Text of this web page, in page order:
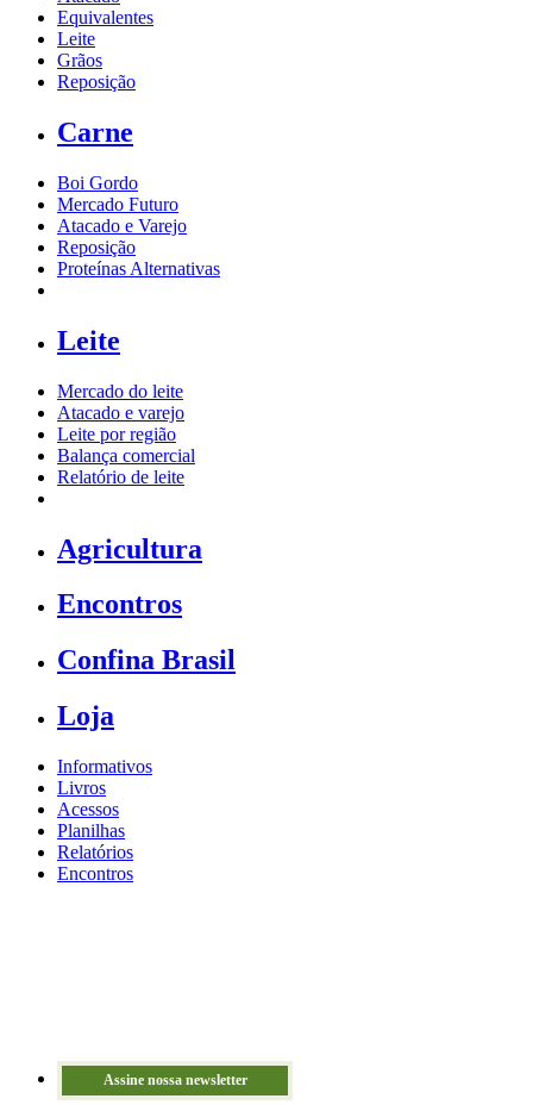
Equivalentes
Leite
Grãos
Reposição
Carne
Boi Gordo
Mercado Futuro
Atacado e Varejo
Reposição
Proteínas Alternativas
Leite
Mercado do leite
Atacado e varejo
Leite por região
Balança comercial
Relatório de leite
Agricultura
Encontros
Confina Brasil
Loja
Informativos
Livros
Acessos
Planilhas
Relatórios
Encontros
Assine nossa newsletter